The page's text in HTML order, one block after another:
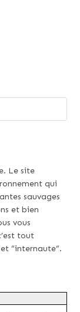
Le site
qui
sauvages
et bien
vous
tout
“internaute”.